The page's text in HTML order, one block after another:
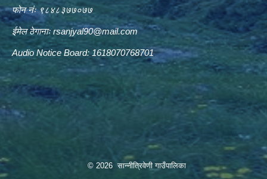
फोन नंः ९८४८३७७०७७
ईमेल ठेगानाःrsanjyal90@mail.com
Audio Notice Board: 1618070768701
© 2026 सान्नीत्रिवेणी गाउँपालिका